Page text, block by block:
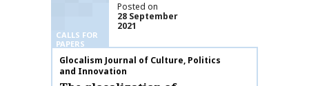
CALLS FOR
PAPERS
Posted on
28 September
2021
Publication name
Glocalism Journal of Culture, Politics
and Innovation